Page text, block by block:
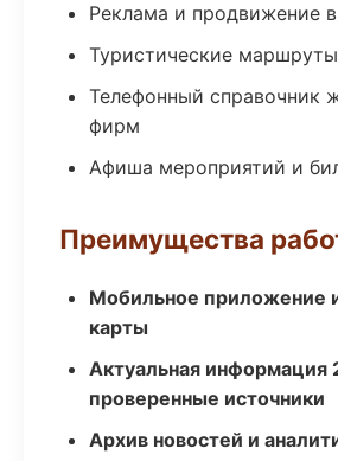
Реклама и продвижение
Туристические
Телефонный справочник
фирм
Афиша мероприятий и
Преимущества
Мобильное приложение
карты
Актуальная информация
проверенные источники
Архив новостей и